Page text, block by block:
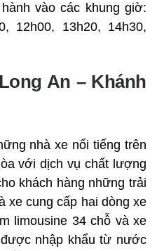
vào các khung giờ:
12h00, 13h20, 14h30,
An – Khánh
nhà xe nổi tiếng trên
với dịch vụ chất lượng
khách hàng những trải
xe cung cấp hai dòng xe
limousine 34 chỗ và xe
nhập khẩu từ nước